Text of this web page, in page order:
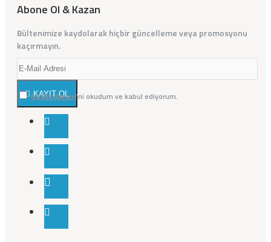
Abone Ol & Kazan
Bültenimize kaydolarak hiçbir güncelleme veya promosyonu
kaçırmayın.
KAYIT OL
Gizlilik İlkeleri'ni okudum ve kabul ediyorum.